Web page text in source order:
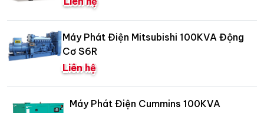
Máy Phát Điện Mitsubishi 100KVA Động
Cơ S6R
Liên hệ
Máy Phát Điện Cummins 100KVA